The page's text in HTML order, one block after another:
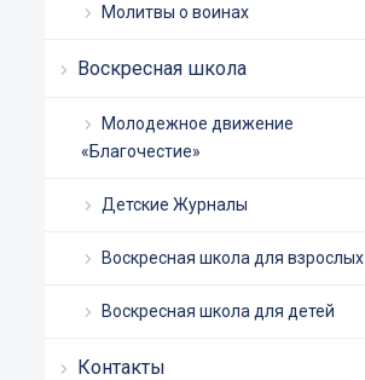
Молитвы о воинах
Воскресная школа
Молодежное движение
«Благочестие»
Детские Журналы
Воскресная школа для взрослых
Воскресная школа для детей
Контакты